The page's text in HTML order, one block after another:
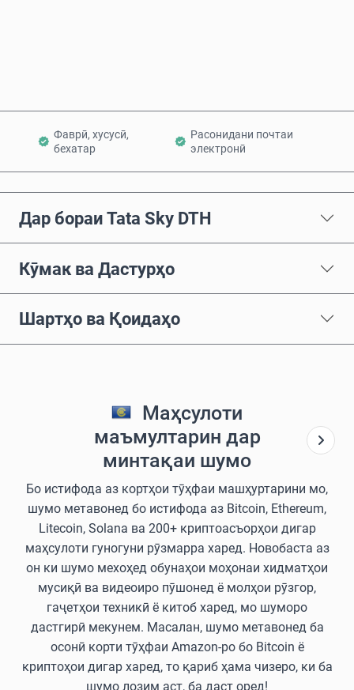
Фаврӣ, хусусӣ,
бехатар
Расонидани почтаи
электронӣ
Дар бораи Tata Sky DTH
Кӯмак ва Дастурҳо
Шартҳо ва Қоидаҳо
Маҳсулоти
маъмултарин дар
минтақаи шумо
Бо истифода аз кортҳои тӯҳфаи машҳуртарини мо,
шумо метавонед бо истифода аз Bitcoin, Ethereum,
Litecoin, Solana ва 200+ криптоасъорҳои дигар
маҳсулоти гуногуни рӯзмарра харед. Новобаста аз
он ки шумо мехоҳед обунаҳои моҳонаи хидматҳои
мусиқӣ ва видеоиро пӯшонед ё молҳои рӯзгор,
гаҷетҳои техникӣ ё китоб харед, мо шуморо
дастгирӣ мекунем. Масалан, шумо метавонед ба
осонӣ корти тӯҳфаи Amazon-ро бо Bitcoin ё
криптоҳои дигар харед, то қариб ҳама чизеро, ки ба
шумо лозим аст, ба даст оред!